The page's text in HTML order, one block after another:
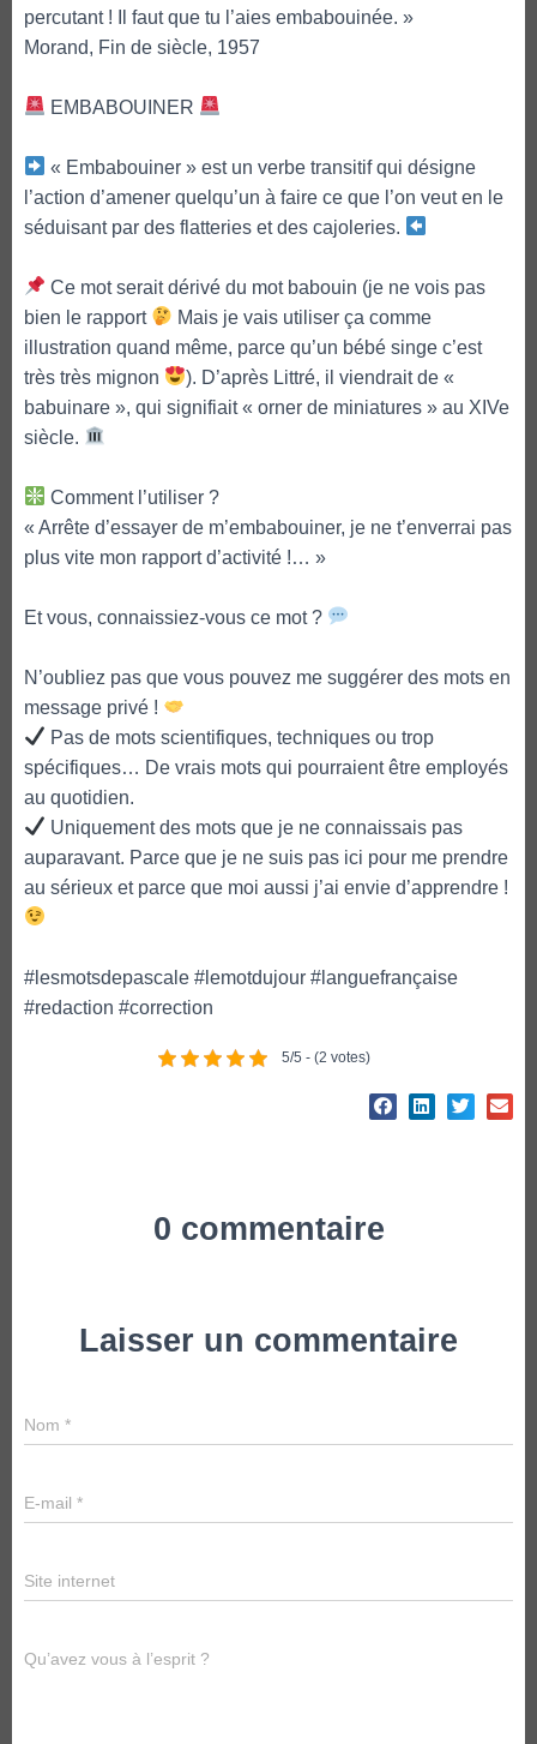
percutant ! Il faut que tu l’aies embabouinée. »
Morand, Fin de siècle, 1957
EMBABOUINER
« Embabouiner » est un verbe transitif qui désigne
l’action d’amener quelqu’un à faire ce que l’on veut en le
séduisant par des flatteries et des cajoleries.
Ce mot serait dérivé du mot babouin (je ne vois pas
bien le rapport
Mais je vais utiliser ça comme
illustration quand même, parce qu’un bébé singe c’est
très très mignon
). D’après Littré, il viendrait de «
babuinare », qui signifiait « orner de miniatures » au XIVe
siècle.
Comment l’utiliser ?
« Arrête d’essayer de m’embabouiner, je ne t’enverrai pas
plus vite mon rapport d’activité !… »
Et vous, connaissiez-vous ce mot ?
N’oubliez pas que vous pouvez me suggérer des mots en
message privé !
Pas de mots scientifiques, techniques ou trop
spécifiques… De vrais mots qui pourraient être employés
au quotidien.
Uniquement des mots que je ne connaissais pas
auparavant. Parce que je ne suis pas ici pour me prendre
au sérieux et parce que moi aussi j’ai envie d’apprendre !
#lesmotsdepascale #lemotdujour #languefrançaise
#redaction #correction
5/5 - (2 votes)
0 commentaire
Laisser un commentaire
Nom *
E-mail *
Site internet
Qu’avez vous à l’esprit ?